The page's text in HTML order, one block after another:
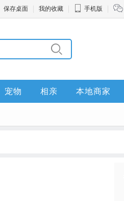
保存桌面 我的收藏 手机版
宠物 相亲 本地商家